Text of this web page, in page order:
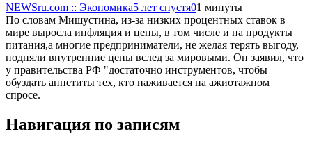
NEWSru.com :: Экономика5 лет спустя01 минуты
По словам Мишустина, из-за низких процентных ставок в
мире выросла инфляция и цены, в том числе и на продукты
питания,а многие предприниматели, не желая терять выгоду,
подняли внутренние цены вслед за мировыми. Он заявил, что
у правительства РФ "достаточно инструментов, чтобы
обуздать аппетиты тех, кто наживается на ажиотажном
спросе.
Навигация по записям